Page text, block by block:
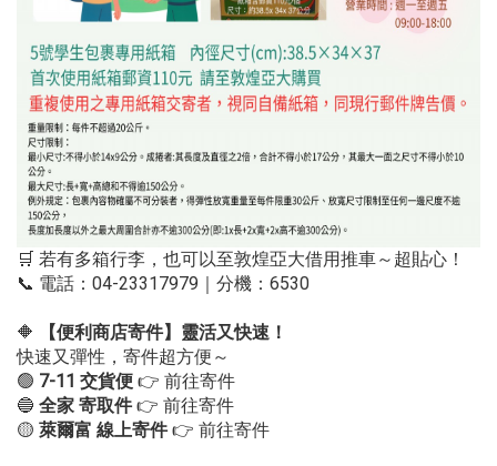
🛒 若有多箱行李，也可以至敦煌亞大借用推車～超貼心！
📞 電話：04-23317979｜分機：6530
🔶
【便利商店寄件】靈活又快速！
快速又彈性，寄件超方便～
🟢 7-11 交貨便 👉 前往寄件
🔵 全家 寄取件👉 前往寄件
🟡 萊爾富 線上寄件👉 前往寄件